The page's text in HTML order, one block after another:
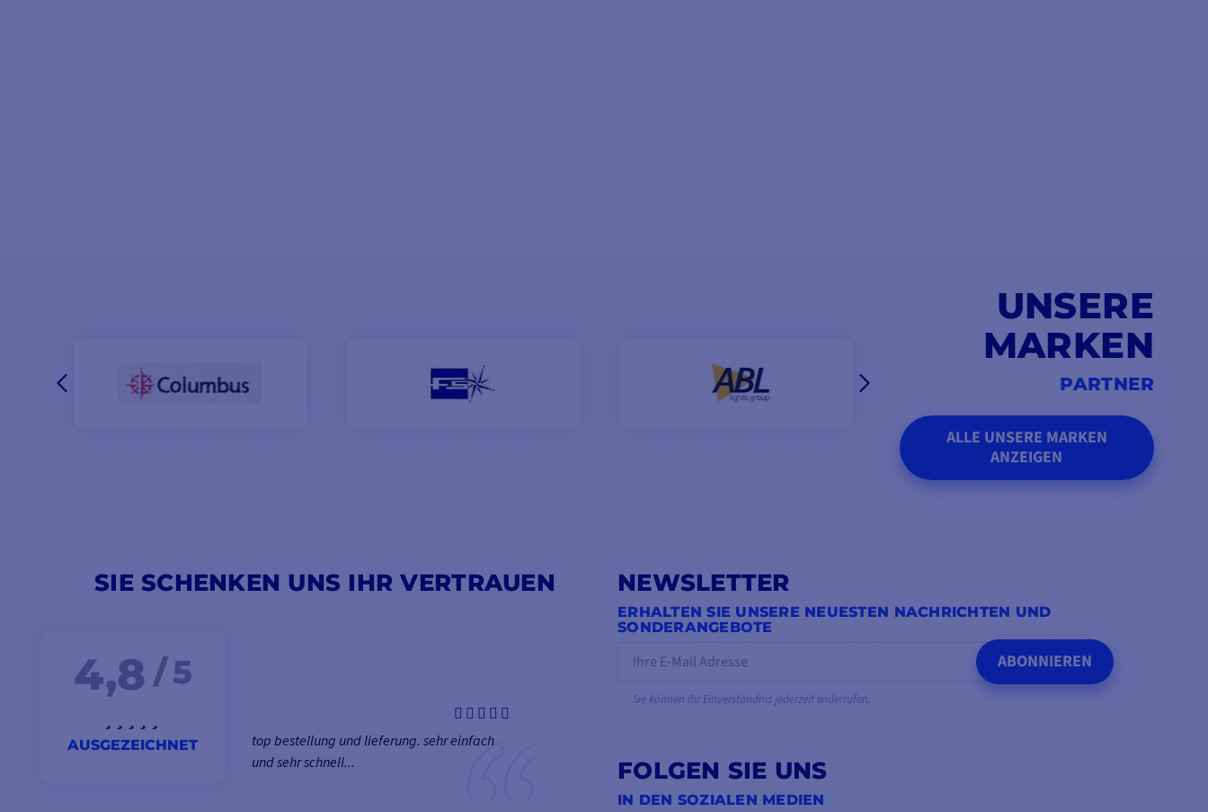
UNSERE
MARKEN
PARTNER
ALLE UNSERE MARKEN
ANZEIGEN
SIE SCHENKEN UNS IHR VERTRAUEN
4,8 / 5
AUSGEZEICHNET
top bestellung und lieferung. sehr einfach
und sehr schnell...
NEWSLETTER
ERHALTEN SIE UNSERE NEUESTEN NACHRICHTEN UND
SONDERANGEBOTE
ABONNIEREN
Sie können Ihr Einverständnis jederzeit widerrufen.
FOLGEN SIE UNS
IN DEN SOZIALEN MEDIEN